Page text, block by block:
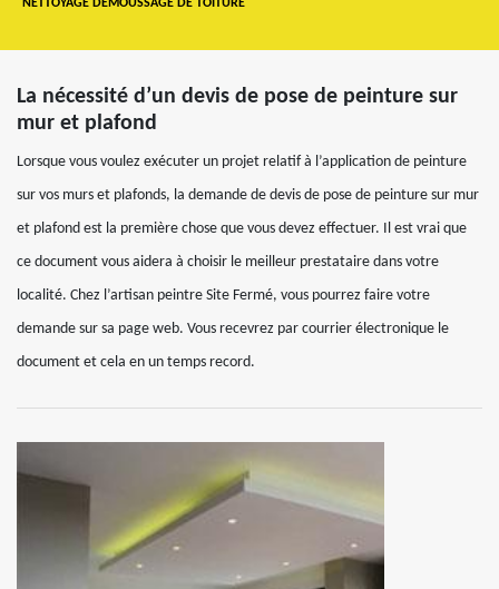
NETTOYAGE DÉMOUSSAGE DE TOITURE
La nécessité d’un devis de pose de peinture sur
mur et plafond
Lorsque vous voulez exécuter un projet relatif à l’application de peinture
sur vos murs et plafonds, la demande de devis de pose de peinture sur mur
et plafond est la première chose que vous devez effectuer. Il est vrai que
ce document vous aidera à choisir le meilleur prestataire dans votre
localité. Chez l’artisan peintre Site Fermé, vous pourrez faire votre
demande sur sa page web. Vous recevrez par courrier électronique le
document et cela en un temps record.